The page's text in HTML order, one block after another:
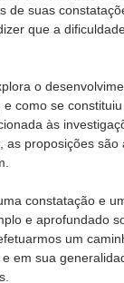
de suas
que a
o
como se
às
as proposições
constatação e
e aprofundado
um
em sua